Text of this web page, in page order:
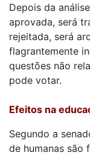
Depois da
aprovada, será
rejeitada, será
flagrantemente
questões não
pode votar.
Efeitos na
Segundo a
de humanas são